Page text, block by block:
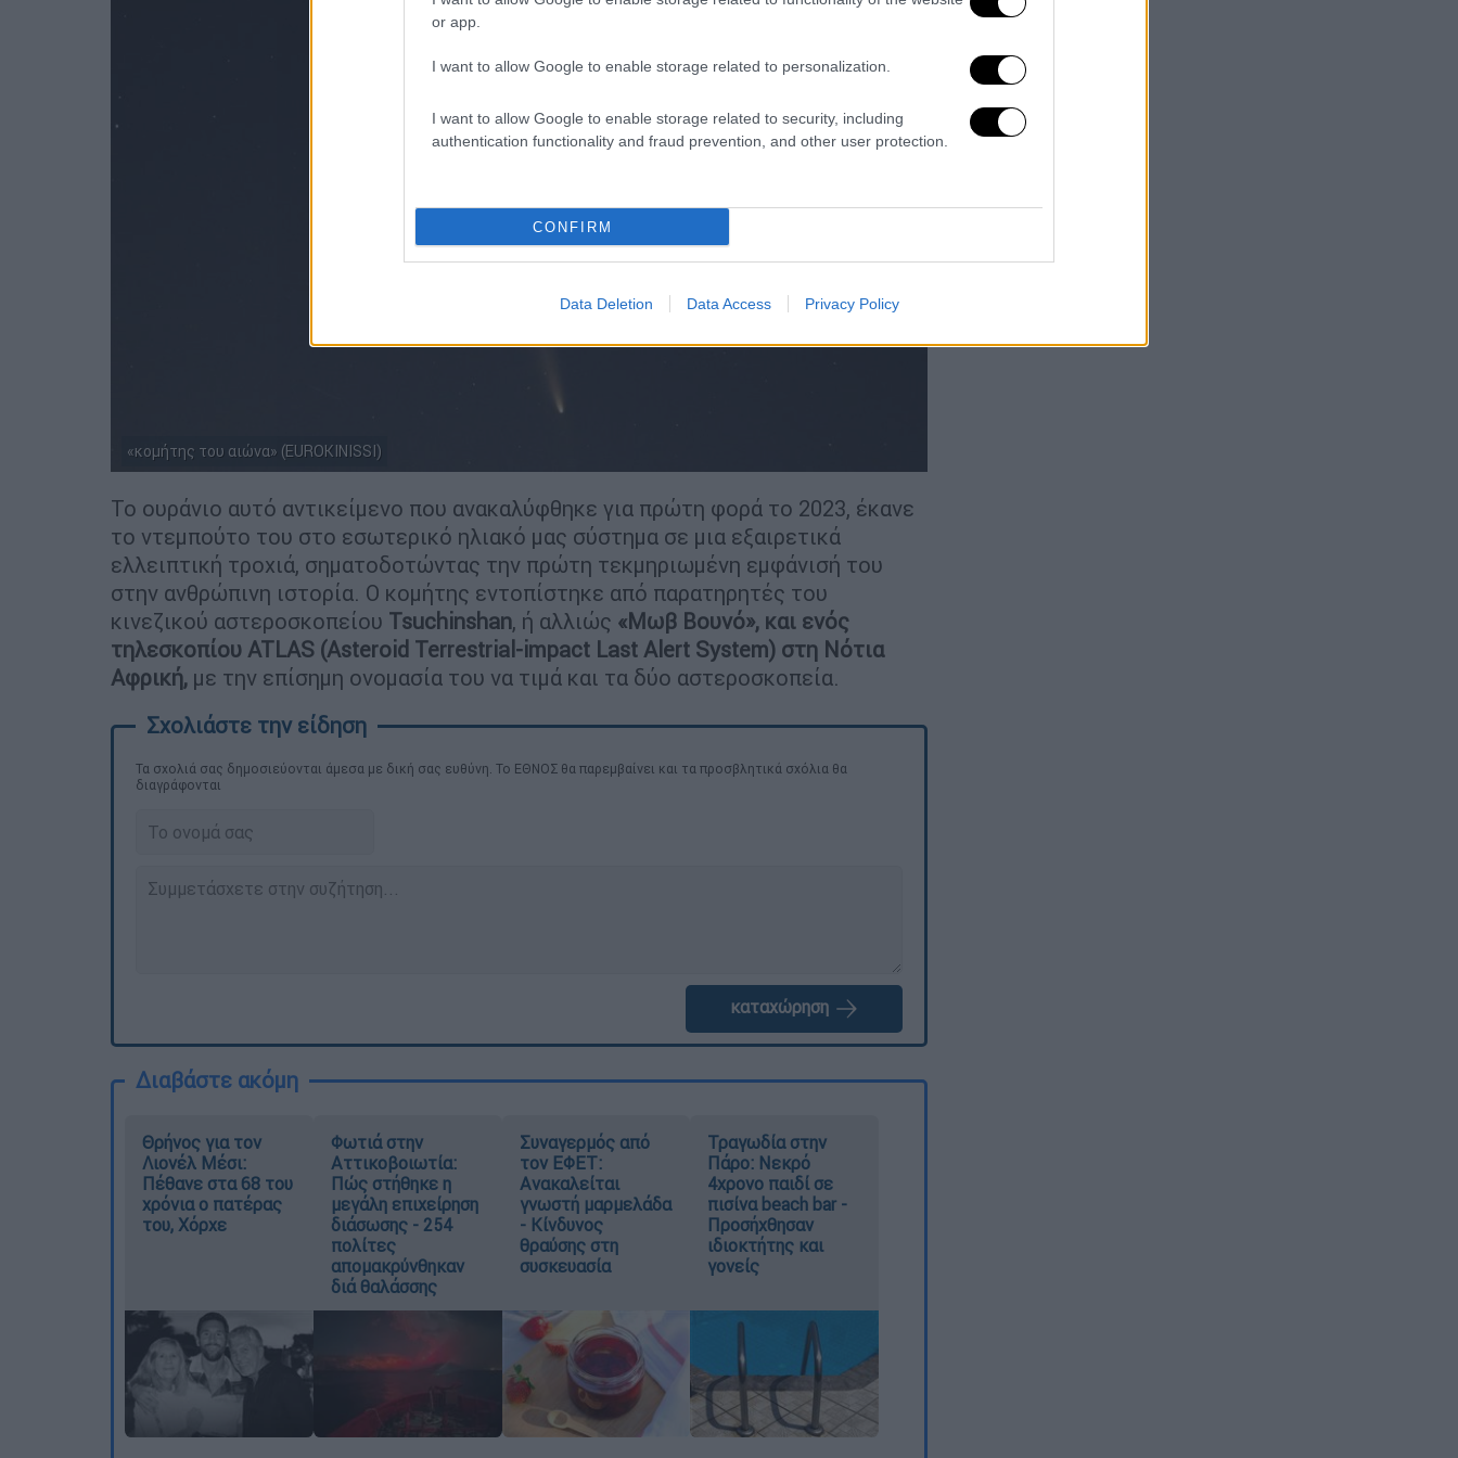
or app.
I want to allow Google to enable storage related to personalization.
I want to allow Google to enable storage related to security, including
authentication functionality and fraud prevention, and other user protection.
CONFIRM
Data Deletion Data Access Privacy Policy
«κομήτης του αιώνα» (EUROKINISSI)
Το ουράνιο αυτό αντικείμενο που ανακαλύφθηκε για πρώτη φορά το 2023, έκανε
το ντεμπούτο του στο εσωτερικό ηλιακό μας σύστημα σε μια εξαιρετικά
ελλειπτική τροχιά, σηματοδοτώντας την πρώτη τεκμηριωμένη εμφάνισή του
στην ανθρώπινη ιστορία. Ο κομήτης εντοπίστηκε από παρατηρητές του
κινεζικού αστεροσκοπείου Tsuchinshan, ή αλλιώς «Μωβ Βουνό», και ενός
τηλεσκοπίου ATLAS (Asteroid Terrestrial-impact Last Alert System) στη Νότια
Αφρική, με την επίσημη ονομασία του να τιμά και τα δύο αστεροσκοπεία.
Τα σχολιά σας δημοσιεύονται άμεσα με δική σας ευθύνη. Το ΕΘΝΟΣ θα παρεμβαίνει και τα προσβλητικά σχόλια θα
διαγράφονται
καταχώρηση
Διαβάστε ακόμη
Θρήνος για τον
Λιονέλ Μέσι:
Πέθανε στα 68 του
χρόνια ο πατέρας
του, Χόρχε
Φωτιά στην
Αττικοβοιωτία:
Πώς στήθηκε η
μεγάλη επιχείρηση
διάσωσης - 254
πολίτες
απομακρύνθηκαν
διά θαλάσσης
Συναγερμός από
τον ΕΦΕΤ:
Ανακαλείται
γνωστή μαρμελάδα
- Κίνδυνος
θραύσης στη
συσκευασία
Τραγωδία στην
Πάρο: Νεκρό
4χρονο παιδί σε
πισίνα beach bar -
Προσήχθησαν
ιδιοκτήτης και
γονείς